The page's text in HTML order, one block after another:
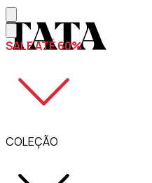
SALE ATÉ 60%
COLEÇÃO